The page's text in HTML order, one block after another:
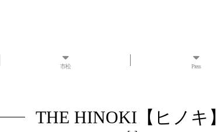
市松 Press
THE HINOKI【ヒノキ】